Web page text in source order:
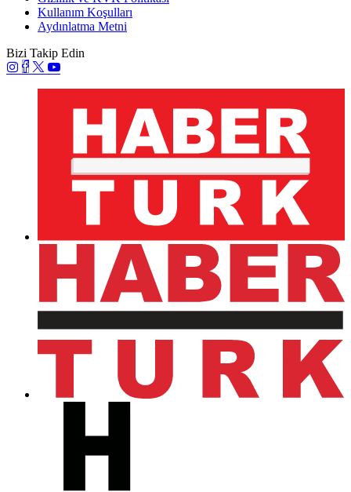
Kullanım Koşulları
Aydınlatma Metni
Bizi Takip Edin